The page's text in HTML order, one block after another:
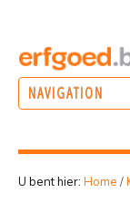
NAVIGATION
U bent hier: Home /